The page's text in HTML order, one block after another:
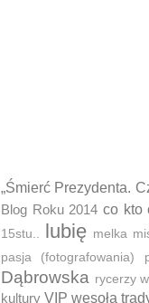
„Śmierć Prezydenta.
Blog Roku 2014 co kto
15stu.. lubię melka
pasja (fotografowania)
Dąbrowska rycerzy
kultury VIP wesoła